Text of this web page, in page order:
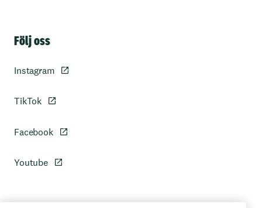
Följ oss
Instagram
TikTok
Facebook
Youtube